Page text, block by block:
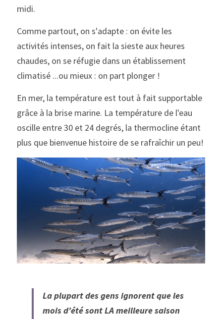
midi.
Comme partout, on s'adapte : on évite les
activités intenses, on fait la sieste aux heures
chaudes, on se réfugie dans un établissement
climatisé ...ou mieux : on part plonger !
En mer, la température est tout à fait supportable
grâce à la brise marine. La température de l'eau
oscille entre 30 et 24 degrés, la thermocline étant
plus que bienvenue histoire de se rafraîchir un peu!
La plupart des gens ignorent que les
mois d'été sont LA meilleure saison